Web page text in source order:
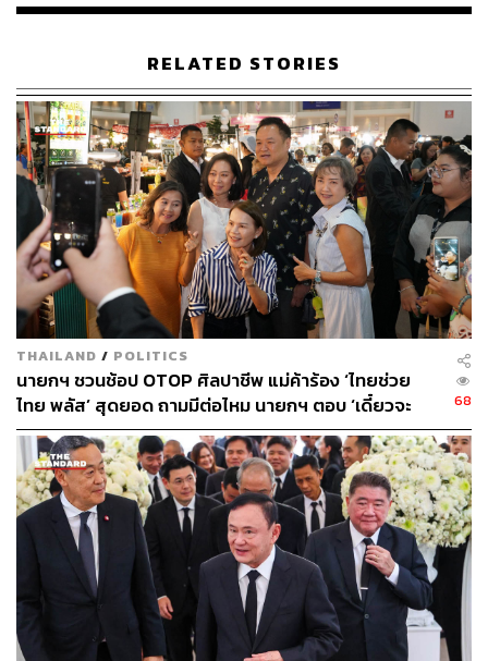
ทักษิณกล่าวอีกว่า วันนี้ประเทศไทยเป็นหนี้สูงกว่า 60% ของ
GDP ซึ่งเรามีเพดานอยู่ที่ 70% เพราะฉะนั้นจึงกู้ไม่ไหว
รัฐบาลจึงต้องลดหนี้ด้วยการเพิ่ม GDP ที่ผ่านมารัฐบาลออก
พันธบัตรขายให้สถาบันการเงินเป็นส่วนใหญ่ แต่เมื่อ โดนัลด์
ทรัมป์ กลับเข้ามาเป็นประธานาธิบดีรอบที่ 2 และเอาจริงเอา
จังเรื่องบิทคอยน์และคริปโตเคอร์เรนซี ถ้าเราไม่ทำก็ไม่ทัน
เขา แต่จะทำอย่างไรให้ประชาชนไม่เกิดความเสี่ยง
หากเรานำพันธบัตรที่ออกทุกปีปีละ 8 แสนล้านบาทมาขายให้
บุคคลทั่วไป และทำให้อายุพันธบัตรสั้นลงเพื่อหมุนเวียนใน
ตลาดในรูปแบบของเหรียญคริปโต เงินเหล่านี้จะอยู่ในมือ
ประชาชน ดีกว่านำไปแช่ไว้ในสถาบันการเงินซึ่งจะทำให้
GDP ไม่มีทางโต
ส่งสาวอีสานไร้ศัลยกรรม ลุยตลาดนางแบบโลก
ทักษิณกล่าวอีกว่า ผู้หญิงอีสานมีเสน่ห์ ถ้าเราจะประกวดคน
อีสานที่ไม่ผ่านการศัลยกรรมแล้วนำไปสอนเป็นนางแบบ
ระดับโลก เป็นการสร้างรายได้ให้กับคนอีสาน เหมือนคนผิว
ดำแอฟริกาที่เป็นนางแบบระดับโลกดีหรือไม่
RELATED STORIES
THAILAND / POLITICS
นายกฯ ชวนช้อป OTOP ศิลปาชีพ แม่ค้าร้อง ‘ไทยช่วย
ไทย พลัส’ สุดยอด ถามมีต่อไหม นายกฯ ตอบ ‘เดี๋ยวจะ
พยายาม’
68